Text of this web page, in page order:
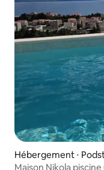
Hébergement ⋅
Maison Nikola